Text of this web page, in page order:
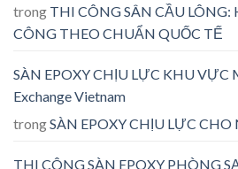
trong THI CÔNG SÂN CẦU
CÔNG THEO CHUẨN QUỐC TẾ
SÀN EPOXY CHỊU LỰC KHU
Exchange Vietnam
trongSÀN EPOXY CHỊU LỰC
THI CÔNG SÀN EPOXY PHÒNG